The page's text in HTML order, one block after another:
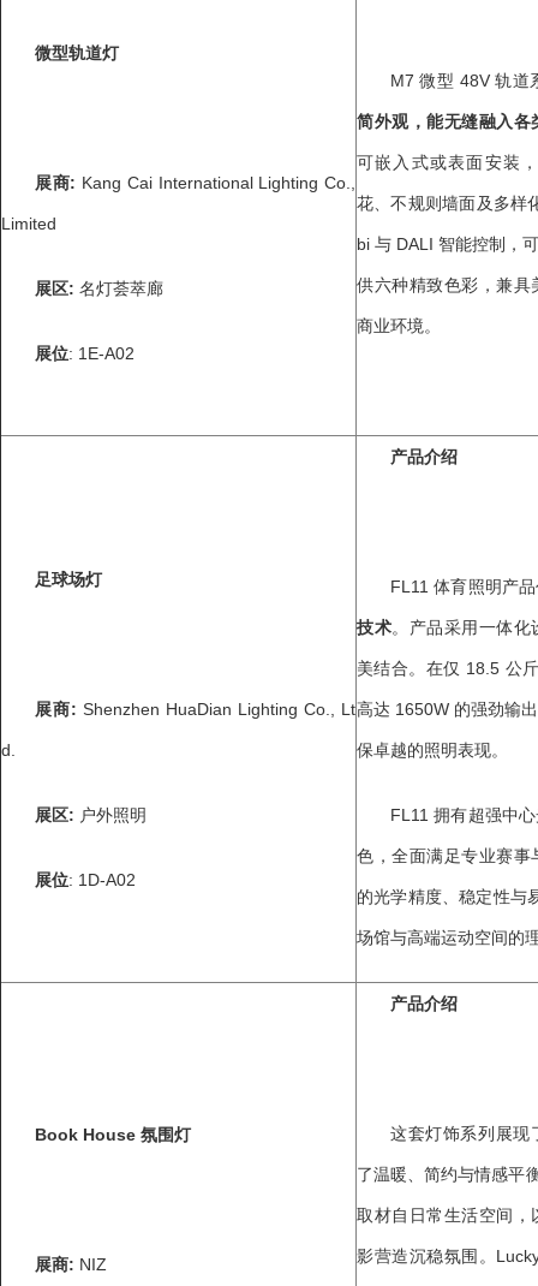
微型轨道灯
展商: Kang Cai International Lighting Co.,
Limited
展区: 名灯荟萃廊
展位: 1E-A02
M7 微型 48V 轨
简外观，能无缝融入各
可嵌入式或表面安装
花、不规则墙面及多样
bi 与 DALI 智能控制，
供六种精致色彩，兼
商业环境。
足球场灯
展商: Shenzhen HuaDian Lighting Co., Lt
d.
展区: 户外照明
展位: 1D-A02
产品介绍
FL11 体育照明产
技术。产品采用一体
美结合。在仅 18.5 公
高达 1650W 的强劲输
保卓越的照明表现。
FL11 拥有超强中
色，全面满足专业赛
的光学精度、稳定性与
场馆与高端运动空间的
Book House 氛围灯
展商: NIZ
产品介绍
这套灯饰系列展现
了温暖、简约与情感平
取材自日常生活空间
影营造沉稳氛围。